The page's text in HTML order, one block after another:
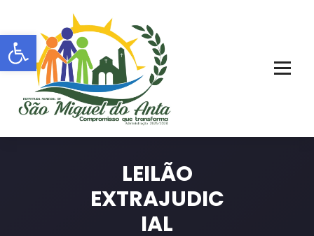
Barra de Ferramentas Aberta
o
conteúdo
LEILÃO
EXTRAJUDIC
IAL